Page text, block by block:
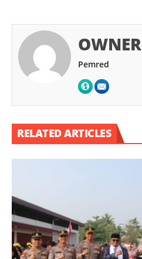
OWNER
Pemred
RELATED ARTICLES